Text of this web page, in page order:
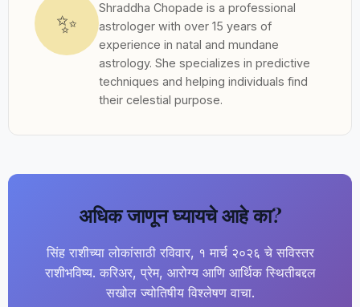
✨
Shraddha Chopade is a professional
astrologer with over 15 years of
experience in natal and mundane
astrology. She specializes in predictive
techniques and helping individuals find
their celestial purpose.
अधिक जाणून घ्यायचे आहे का?
सिंह राशीच्या लोकांसाठी रविवार, १ मार्च २०२६ चे सविस्तर
राशीभविष्य. करिअर, प्रेम, आरोग्य आणि आर्थिक स्थितीबद्दल
सखोल ज्योतिषीय विश्लेषण वाचा.